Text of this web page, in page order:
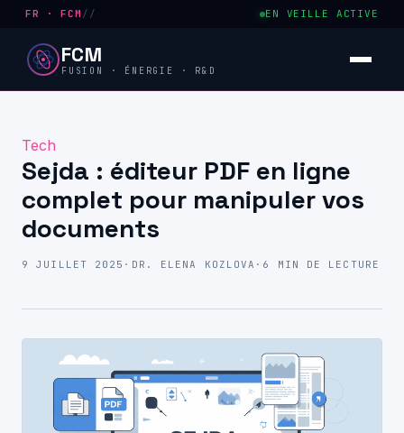
FR · FCM // EN VEILLE ACTIVE
FCM
FUSION · ÉNERGIE · R&D
Tech
Sejda : éditeur PDF en ligne
complet pour manipuler vos
documents
9 JUILLET 2025 · DR. ELENA KOZLOVA · 6 MIN DE LECTURE